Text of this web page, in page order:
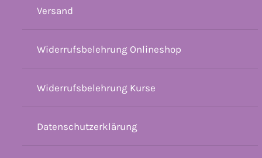
Versand
Widerrufsbelehrung Onlineshop
Widerrufsbelehrung Kurse
Datenschutzerklärung